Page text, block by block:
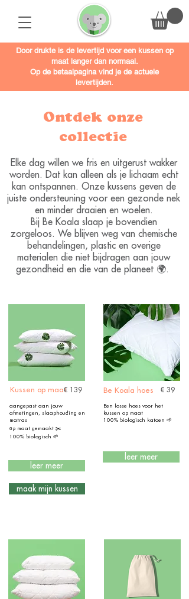
Door drukte is de levertijd voor een kussen op
maat langer dan normaal.
Op de betaalpagina vind je de actuele
levertijden.
Ontdek onze
collectie
Elke dag willen we fris en uitgerust wakker
worden. Dat kan alleen als je lichaam echt
kan ontspannen. Onze kussens geven de
juiste ondersteuning voor een gezonde nek
en minder draaien en woelen.
Bij Be Koala slaap je bovendien
zorgeloos. We blijven weg van chemische
behandelingen, plastic en overige
materialen die niet bijdragen aan jouw
gezondheid en die van de planeet 🌍.
Kussen op maat€ 139
aangepast aan jouw
afmetingen, slaaphouding en
matras
оp maat gemaakt ✂️
100% biologisch 🌱
leer meer
maak mijn kussen
Be Koala hoes € 39
Een losse hoes voor het
kussen op maat
100% biologisch katoen 🌱
leer meer